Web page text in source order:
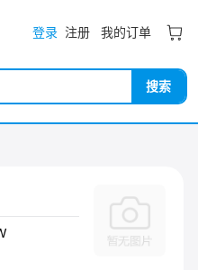
登录 注册 我的订单
搜索